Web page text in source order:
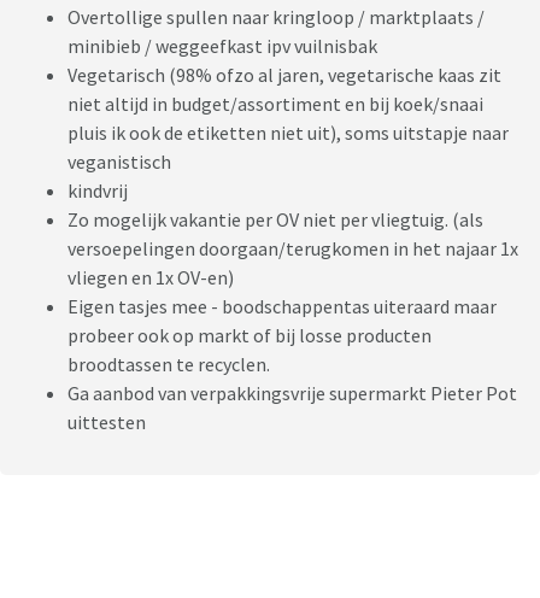
Overtollige spullen naar kringloop / marktplaats /
minibieb / weggeefkast ipv vuilnisbak
Vegetarisch (98% ofzo al jaren, vegetarische kaas zit
niet altijd in budget/assortiment en bij koek/snaai
pluis ik ook de etiketten niet uit), soms uitstapje naar
veganistisch
kindvrij
Zo mogelijk vakantie per OV niet per vliegtuig. (als
versoepelingen doorgaan/terugkomen in het najaar 1x
vliegen en 1x OV-en)
Eigen tasjes mee - boodschappentas uiteraard maar
probeer ook op markt of bij losse producten
broodtassen te recyclen.
Ga aanbod van verpakkingsvrije supermarkt Pieter Pot
uittesten